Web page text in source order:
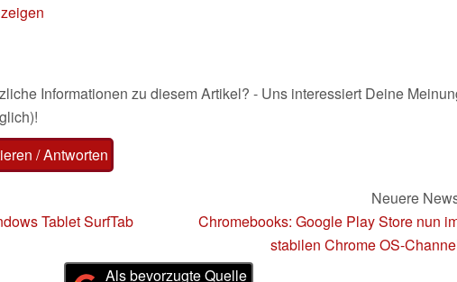
Informationen zu diesem Artikel? - Uns interessiert Deine
/ Antworten
Tablet SurfTab
Neuere
Chromebooks: Google Play Store nun
stabilen Chrome OS-
Als bevorzugte Quelle